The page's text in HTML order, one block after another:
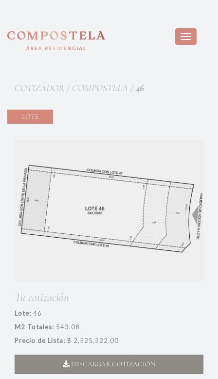
Toggle
navigation
COTIZADOR / COMPOSTELA /46
LOTE
Tu cotización
Lote: 46
M2 Totales: 543.08
Precio de Lista: $ 2,525,322.00
DESCARGAR COTIZACIÓN